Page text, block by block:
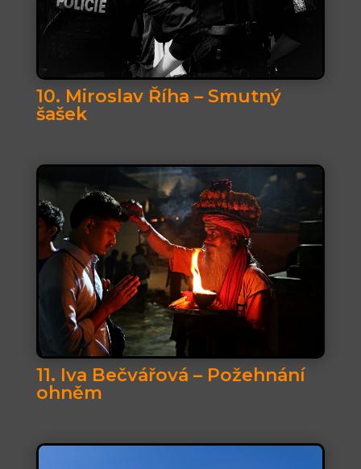
10. Miroslav Říha – Smutný
šašek
11. Iva Bečvářová – Požehnání
ohněm